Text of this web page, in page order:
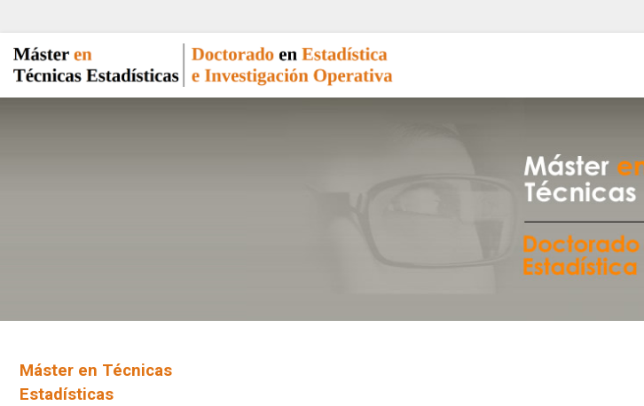
Máster en Técnicas
Estadísticas